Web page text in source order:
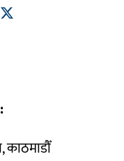
काठमाडौँ